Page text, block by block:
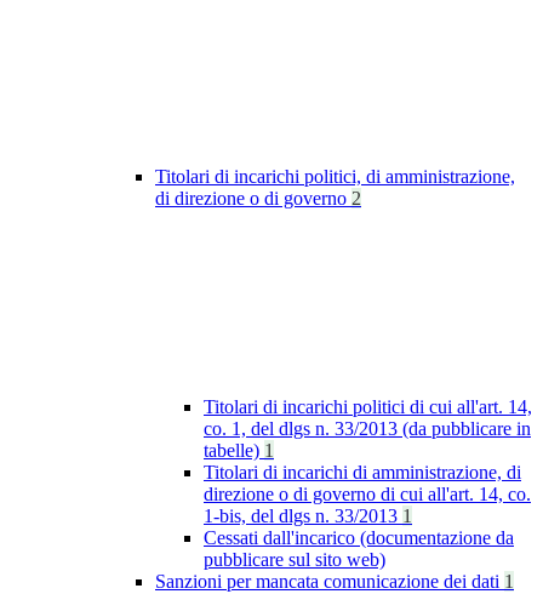
Titolari di incarichi politici, di amministrazione,
di direzione o di governo 2
Titolari di incarichi politici di cui all'art. 14,
co. 1, del dlgs n. 33/2013 (da pubblicare in
tabelle) 1
Titolari di incarichi di amministrazione, di
direzione o di governo di cui all'art. 14, co.
1-bis, del dlgs n. 33/2013 1
Cessati dall'incarico (documentazione da
pubblicare sul sito web)
Sanzioni per mancata comunicazione dei dati 1